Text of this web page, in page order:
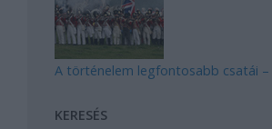
A történelem legfontosabb csatái –
KERESÉS